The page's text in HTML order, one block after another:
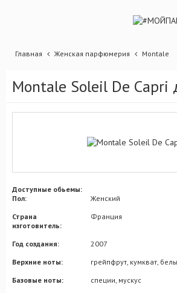
Главная Женская парфюмерия Montale
Montale Soleil De
Доступные обьемы:
Пол:
Женский
Страна
изготовитель:
Франция
Год создания:
2007
Верхние ноты:
грейпфрут, кумкват,
Базовые ноты:
специи, мускус